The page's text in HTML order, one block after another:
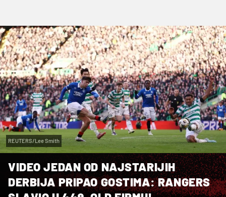
REUTERS/Lee Smith
VIDEO JEDAN OD NAJSTARIJIH
DERBIJA PRIPAO GOSTIMA: RANGERS